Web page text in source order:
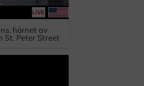
hörnet av
St. Peter Street